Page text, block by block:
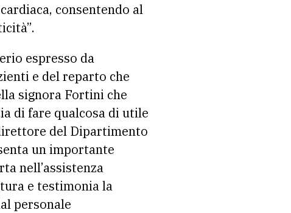
consentendo al
espresso da
e del reparto che
signora Fortini che
di fare qualcosa di utile
del Dipartimento
un importante
nell’assistenza
e testimonia la
personale